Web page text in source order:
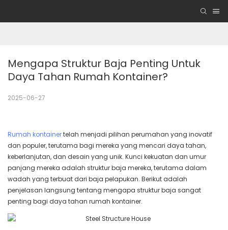
Mengapa Struktur Baja Penting Untuk
Daya Tahan Rumah Kontainer?
2025-06-27
Rumah kontainertelah menjadi pilihan perumahan yang inovatif
dan populer, terutama bagi mereka yang mencari daya tahan,
keberlanjutan, dan desain yang unik. Kunci kekuatan dan umur
panjang mereka adalah struktur baja mereka, terutama dalam
wadah yang terbuat dari baja pelapukan. Berikut adalah
penjelasan langsung tentang mengapa struktur baja sangat
penting bagi daya tahan rumah kontainer.